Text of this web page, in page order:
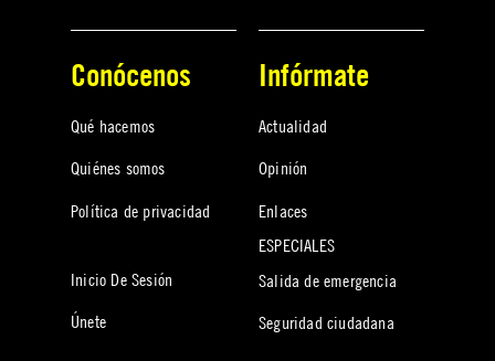
Conócenos
Qué hacemos
Quiénes somos
Política de privacidad
Inicio De Sesión
Únete
Infórmate
Actualidad
Opinión
Enlaces
ESPECIALES
Salida de emergencia
Seguridad ciudadana